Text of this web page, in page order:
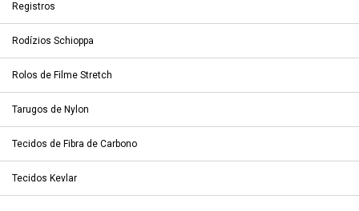
Registros
Rodízios Schioppa
Rolos de Filme Stretch
Tarugos de Nylon
Tecidos de Fibra de Carbono
Tecidos Kevlar